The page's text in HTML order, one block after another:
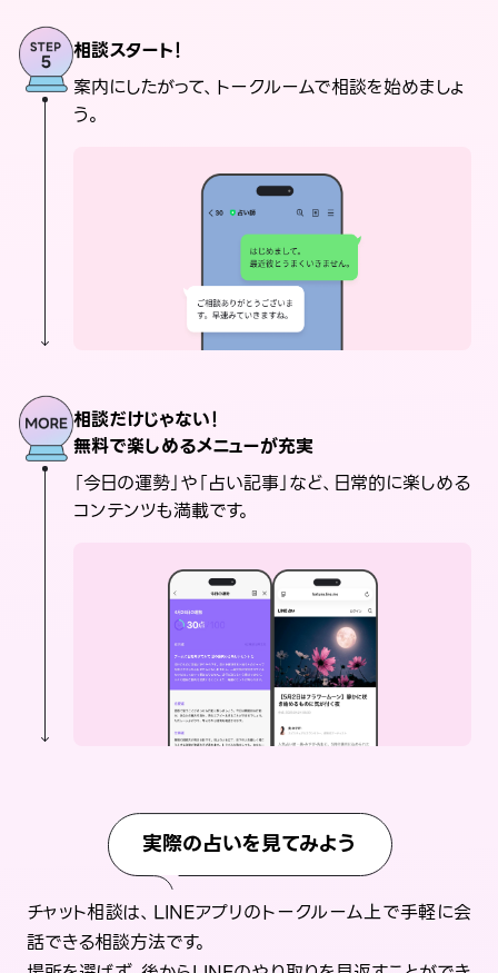
相談スタート！
案内にしたがって、トークルームで相談を始めましょ
う。
相談だけじゃない！
無料で楽しめるメニューが充実
「今日の運勢」や「占い記事」など、日常的に楽しめる
コンテンツも満載です。
実際の占いを見てみよう
チャット相談は、LINEアプリのトークルーム上で手軽に会
話できる相談方法です。